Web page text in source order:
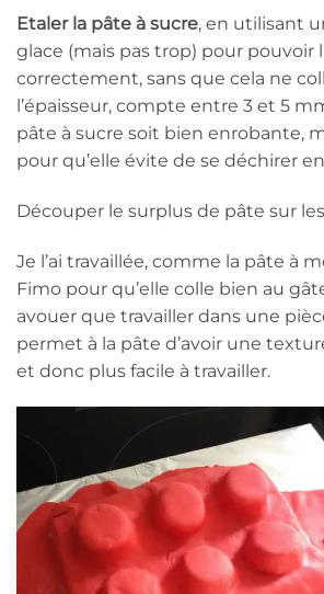
Etaler la pâte à sucre, en utilisant
glace (mais pas trop) pour pouvoir
correctement, sans que cela ne
l’épaisseur, compte entre 3 et 5
pâte à sucre soit bien enrobante,
pour qu’elle évite de se déchirer
Découper le surplus de pâte sur
Je l’ai travaillée, comme la pâte à
Fimo pour qu’elle colle bien au
avouer que travailler dans une
permet à la pâte d’avoir une
et donc plus facile à travailler.